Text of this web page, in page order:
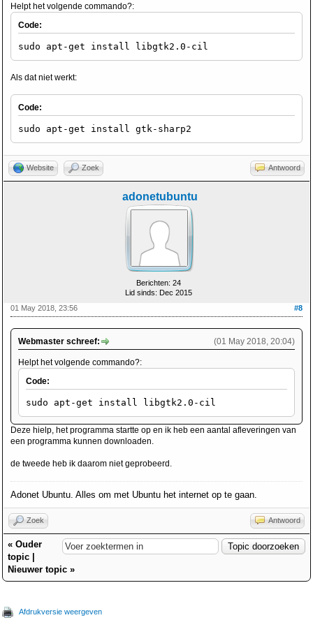
Helpt het volgende commando?:
Code:
sudo apt-get install libgtk2.0-cil
Als dat niet werkt:
Code:
sudo apt-get install gtk-sharp2
Website Zoek Antwoord
adonetubuntu
Berichten: 24
Lid sinds: Dec 2015
#8
01 May 2018, 23:56
(01 May 2018, 20:04)
Webmaster schreef:
Helpt het volgende commando?:
Code:
sudo apt-get install libgtk2.0-cil
Deze hielp, het programma startte op en ik heb een aantal afleveringen van
een programma kunnen downloaden.
de tweede heb ik daarom niet geprobeerd.
Adonet Ubuntu. Alles om met Ubuntu het internet op te gaan.
Zoek Antwoord
« Ouder
topic
Nieuwer topic »
Afdrukversie weergeven